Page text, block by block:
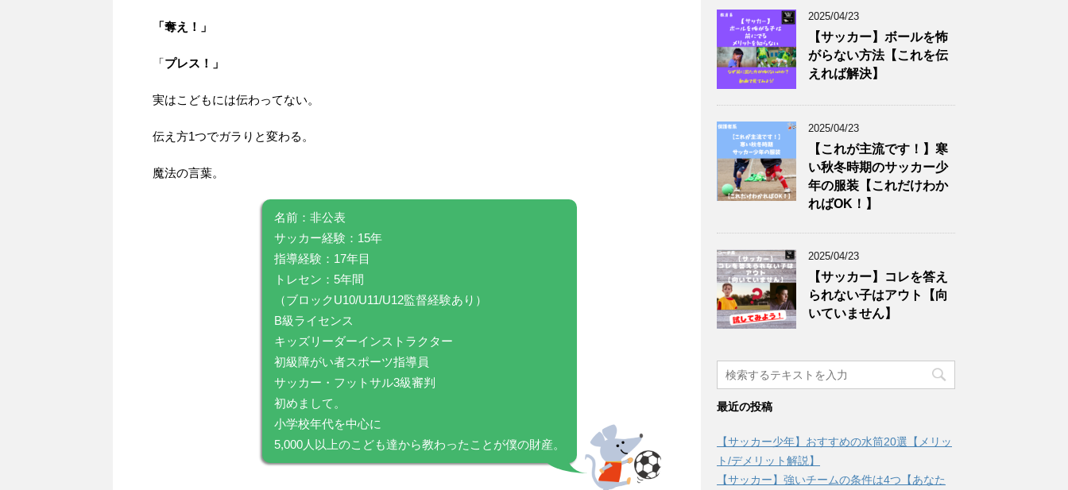
「奪え！」
「プレス！」
実はこどもには伝わってない。
伝え方1つでガラりと変わる。
魔法の言葉。
名前：非公表
サッカー経験：15年
指導経験：17年目
トレセン：5年間
（ブロックU10/U11/U12監督経験あり）
B級ライセンス
キッズリーダーインストラクター
初級障がい者スポーツ指導員
サッカー・フットサル3級審判
初めまして。
小学校年代を中心に
5,000人以上のこども達から教わったことが僕の財産。
2025/04/23
【サッカー】ボールを怖
がらない方法【これを伝
えれば解決】
2025/04/23
【これが主流です！】寒
い秋冬時期のサッカー少
年の服装【これだけわか
ればOK！】
2025/04/23
【サッカー】コレを答え
られない子はアウト【向
いていません】
最近の投稿
【サッカー少年】おすすめの水筒20選【メリッ
ト/デメリット解説】
【サッカー】強いチームの条件は4つ【あなた